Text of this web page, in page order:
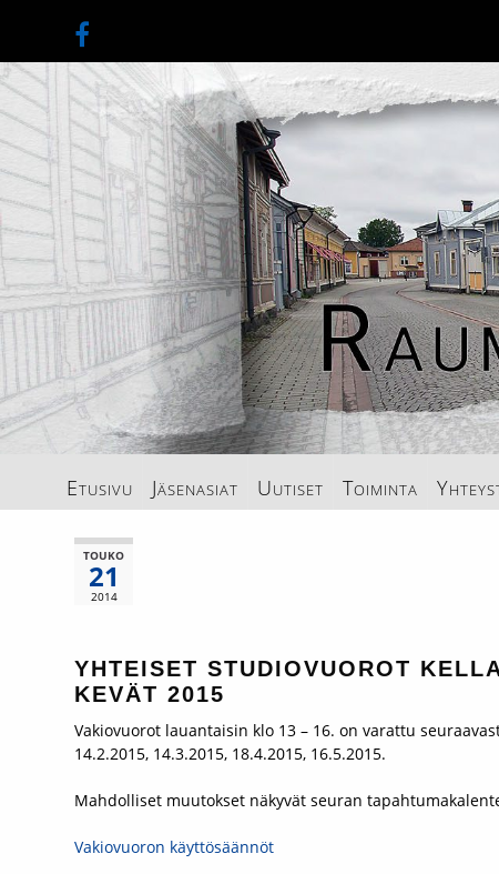
Etusivu Jäsenasiat Uutiset Toiminta
TOUKO
21
2014
YHTEISET STUDIOVUOROT
KEVÄT 2015
Vakiovuorot lauantaisin klo 13 – 16. on varattu
14.2.2015, 14.3.2015, 18.4.2015, 16.5.2015.
Mahdolliset muutokset näkyvät seuran
Vakiovuoron käyttösäännöt